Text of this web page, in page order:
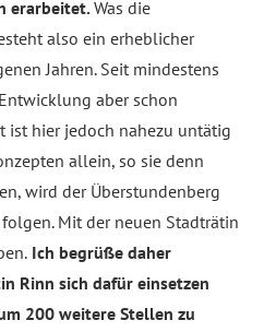
erarbeitet. Was die
also ein erheblicher
Jahren. Seit mindestens
aber schon
ist hier jedoch nahezu untätig
allein, so sie denn
wird der Überstundenberg
Mit der neuen Stadträtin
Ich begrüße daher
Rinn sich dafür einsetzen
200 weitere Stellen zu